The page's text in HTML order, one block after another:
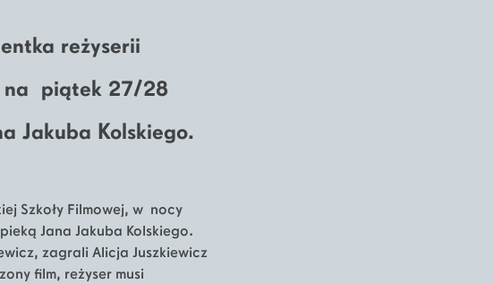
reżyserii
na piątek 27/28
Jakuba Kolskiego.
Szkoły Filmowej, w nocy
Jana Jakuba Kolskiego.
zagrali Alicja Juszkiewicz
film, reżyser musi